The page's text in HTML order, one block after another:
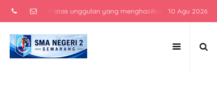
menengah atas unggulan yang menghasilkan lulusan10 Agu 2026